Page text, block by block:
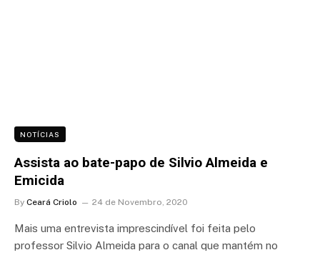
NOTÍCIAS
Assista ao bate-papo de Silvio Almeida e
Emicida
By Ceará Criolo 24 de Novembro, 2020
Mais uma entrevista imprescindível foi feita pelo
professor Silvio Almeida para o canal que mantém no